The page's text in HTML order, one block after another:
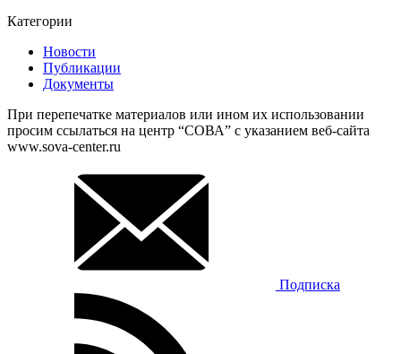
Категории
Новости
Публикации
Документы
При перепечатке материалов или ином их использовании
просим ссылаться на центр “СОВА” с указанием веб-сайта
www.sova-center.ru
Подписка